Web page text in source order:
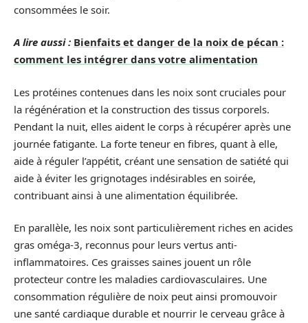
consommées le soir.
A lire aussi : Bienfaits et danger de la noix de pécan :
comment les intégrer dans votre alimentation
Les protéines contenues dans les noix sont cruciales pour
la régénération et la construction des tissus corporels.
Pendant la nuit, elles aident le corps à récupérer après une
journée fatigante. La forte teneur en fibres, quant à elle,
aide à réguler l’appétit, créant une sensation de satiété qui
aide à éviter les grignotages indésirables en soirée,
contribuant ainsi à une alimentation équilibrée.
En parallèle, les noix sont particulièrement riches en acides
gras oméga-3, reconnus pour leurs vertus anti-
inflammatoires. Ces graisses saines jouent un rôle
protecteur contre les maladies cardiovasculaires. Une
consommation régulière de noix peut ainsi promouvoir
une santé cardiaque durable et nourrir le cerveau grâce à